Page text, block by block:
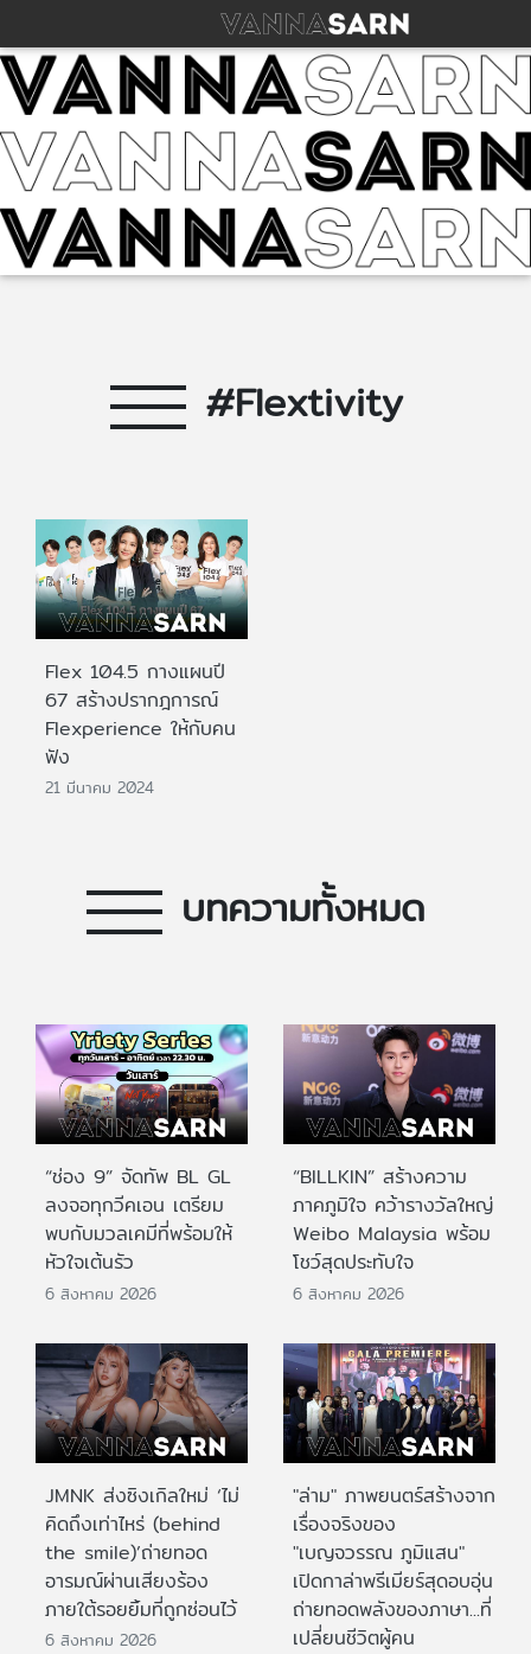
#Flextivity
Flex 104.5 กางแผนปี
67 สร้างปรากฎการณ์
Flexperience ให้กับคน
ฟัง
21 มีนาคม 2024
บทความทั้งหมด
“ช่อง 9” จัดทัพ BL GL
ลงจอทุกวีคเอน เตรียม
พบกับมวลเคมีที่พร้อมให้
หัวใจเต้นรัว
6 สิงหาคม 2026
“BILLKIN” สร้างความ
ภาคภูมิใจ คว้ารางวัลใหญ่
Weibo Malaysia พร้อม
โชว์สุดประทับใจ
6 สิงหาคม 2026
JMNK ส่งซิงเกิลใหม่ ‘ไม่
คิดถึงเท่าไหร่ (behind
the smile)’ถ่ายทอด
อารมณ์ผ่านเสียงร้อง
ภายใต้รอยยิ้มที่ถูกซ่อนไว้
6 สิงหาคม 2026
"ล่าม" ภาพยนตร์สร้างจาก
เรื่องจริงของ
"เบญจวรรณ ภูมิแสน"
เปิดกาล่าพรีเมียร์สุดอบอุ่น
ถ่ายทอดพลังของภาษา...ที่
เปลี่ยนชีวิตผู้คน